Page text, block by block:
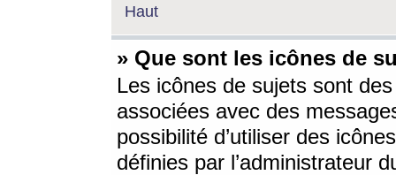
Haut
» Que sont les icônes de
Les icônes de sujets sont
associées avec des
possibilité d’utiliser des
définies par l’administrateur